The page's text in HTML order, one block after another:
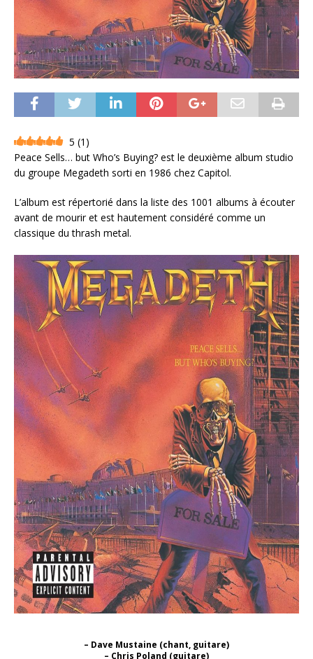
5 (1 )
Peace Sells… but Who’s Buying? est le deuxième album studio
du groupe Megadeth sorti en 1986 chez Capitol.
L’album est répertorié dans la liste des 1001 albums à écouter
avant de mourir et est hautement considéré comme un
classique du thrash metal.
– Dave Mustaine (chant, guitare)
– Chris Poland (guitare)